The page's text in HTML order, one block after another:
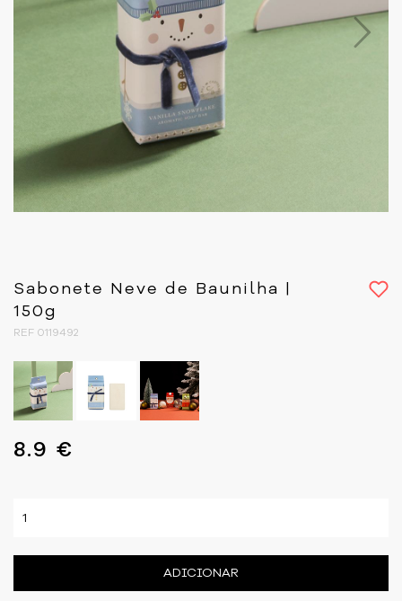
Sabonete Neve de Baunilha |
150g
REF 0119492
8.9 €
ADICIONAR